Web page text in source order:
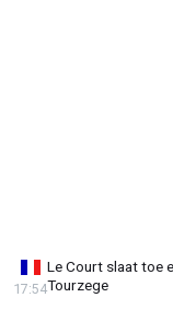
Le Court slaat toe
Tourzege
17:54